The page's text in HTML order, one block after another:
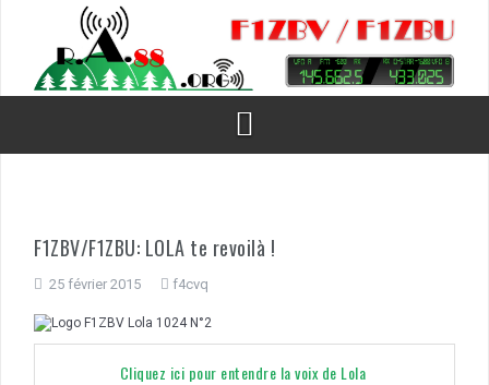
F1ZBV/F1ZBU: LOLA te revoilà !
25 février 2015 f4cvq
Cliquez ici pour entendre la voix de Lola